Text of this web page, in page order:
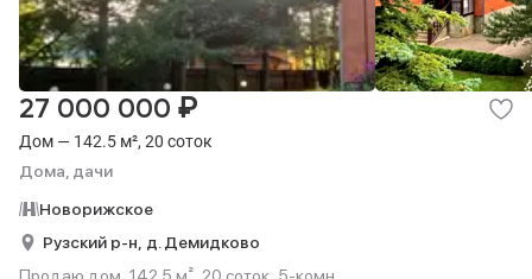
Дом — 142.5 м², 20 соток
Дома, дачи
27 000 000 ₽
Новорижское
Рузский р-н, д. Демидково